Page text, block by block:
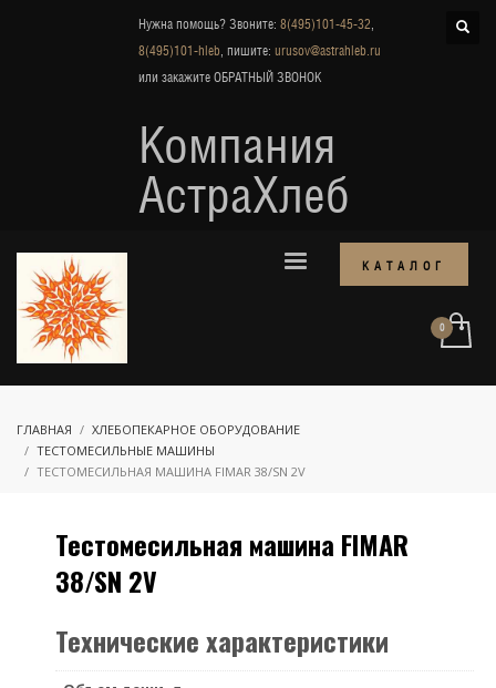
Нужна помощь? Звоните: 8(495)101-45-32,
8(495)101-hleb, пишите: urusov@astrahleb.ru
или закажите ОБРАТНЫЙ ЗВОНОК
Компания
АстраХлеб
КАТАЛОГ
ГЛАВНАЯ
ХЛЕБОПЕКАРНОЕ ОБОРУДОВАНИЕ
ТЕСТОМЕСИЛЬНЫЕ МАШИНЫ
ТЕСТОМЕСИЛЬНАЯ МАШИНА FIMAR 38/SN 2V
Тестомесильная машина FIMAR
38/SN 2V
Технические характеристики